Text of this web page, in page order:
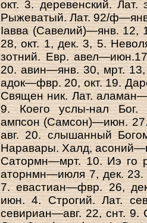
окт. 3. деревенский.
Рыжеватый. Лат. 92/
Іавва (Савелий)—янв. 12,
28, окт. 1, дек. 3, 5.
зотний. Евр.
20. авин—янв. 30, мрт.
адок—фвр. 20, окт. 19.
Священ ник. Лат.
9. Коего услы-нал Бог.
ампсон (Самсон)—июн.
авг. 20. слышанный
Наравары. Халд,
Сатормн—мрт. 10. Иэ го
аторнмн—июля 7, дек.
7. евастиан—фвр. 26,
июн. 4. Строгий. Лат.
севириан—авг. 22, снт. 9.